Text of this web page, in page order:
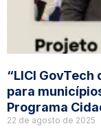
“LICI
para
Programa
22 de agosto de 2025